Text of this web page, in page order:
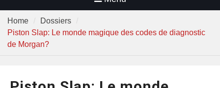
Home
Dossiers
Piston Slap: Le monde magique des codes de diagnostic
de Morgan?